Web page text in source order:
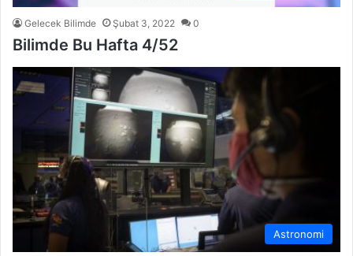
Gelecek Bilimde Şubat 3, 2022 0
Bilimde Bu Hafta 4/52
Astronomi